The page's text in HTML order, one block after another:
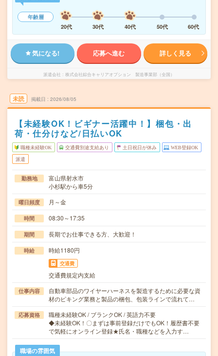
年齢層
20代
30代 40代 50代 60代
気になる! 応募へ進む 詳しく見る
派遣会社 株式会社綜合キャリアオプション 製造事業部（全国）
未読 掲載日 2026/08/05
【未経験OK！ビギナー活躍中！】梱包・出
荷・仕分けなど/日払いOK
職種未経験OK 交通費別途支給あり 土日祝日が休み WEB登録OK
派遣
勤務地
富山県射水市
小杉駅から車5分
曜日頻度 月～金
時間 08:30～17:35
期間 長期でお仕事できる方、大歓迎！
時給 時給1180円
交通費
交通費規定内支給
仕事内容
自動車部品のワイヤーハーネスを製造するために必要な資
材のピキング業務と製品の梱包、包装ラインで流れて…
応募資格
職種未経験OK / ブランクOK / 英語力不要
◆未経験OK！〇まずは事前登録だけでもOK！履歴書不要
で気軽にオンライン登録★氏名・職種などを入力す…
職場の雰囲気